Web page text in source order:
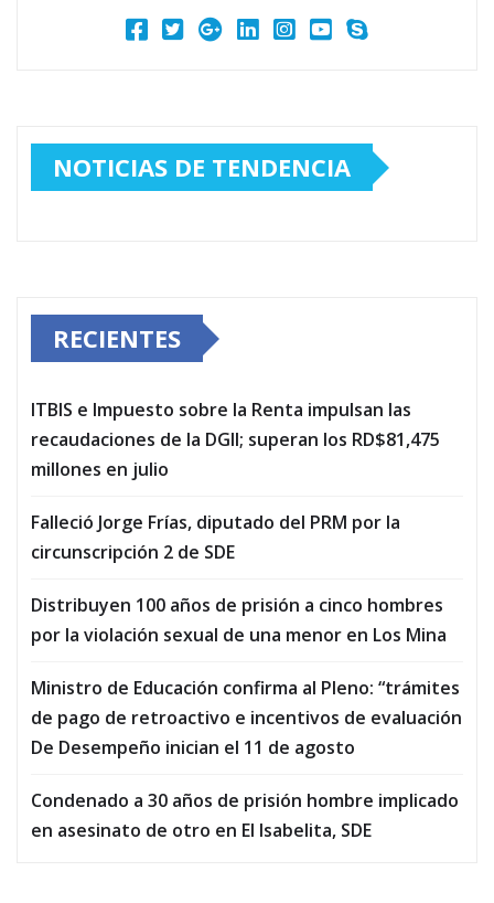
NOTICIAS DE TENDENCIA
RECIENTES
ITBIS e Impuesto sobre la Renta impulsan las
recaudaciones de la DGII; superan los RD$81,475
millones en julio
Falleció Jorge Frías, diputado del PRM por la
circunscripción 2 de SDE
Distribuyen 100 años de prisión a cinco hombres
por la violación sexual de una menor en Los Mina
Ministro de Educación confirma al Pleno: “trámites
de pago de retroactivo e incentivos de evaluación
De Desempeño inician el 11 de agosto
Condenado a 30 años de prisión hombre implicado
en asesinato de otro en El Isabelita, SDE